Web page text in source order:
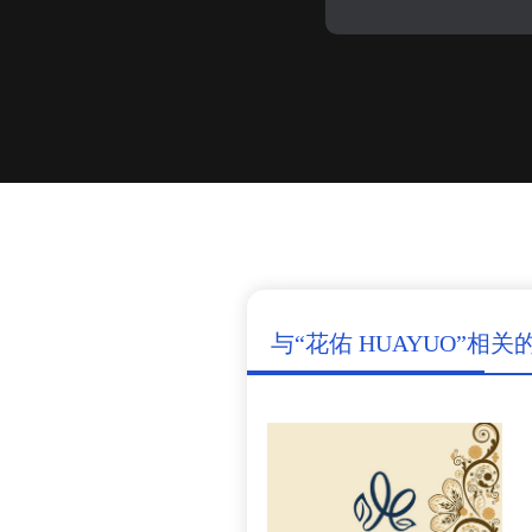
与“花佑 HUAYUO”相关